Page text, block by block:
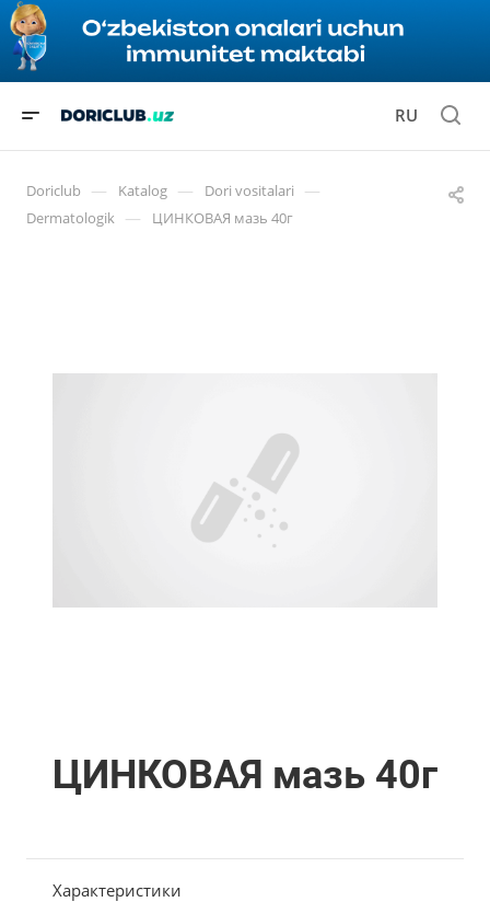
RU
Doriclub — Katalog — Dori vositalari —
Dermatologik — ЦИНКОВАЯ мазь 40г
ЦИНКОВАЯ мазь 40г
Характеристики